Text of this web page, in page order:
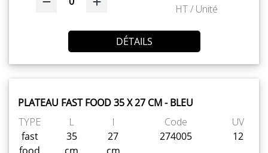
HT / Unité
DÉTAILS
PLATEAU FAST FOOD 35 X 27 CM - BLEU
TYPE
fast
L
35
l
27
Code
274005
UV
12